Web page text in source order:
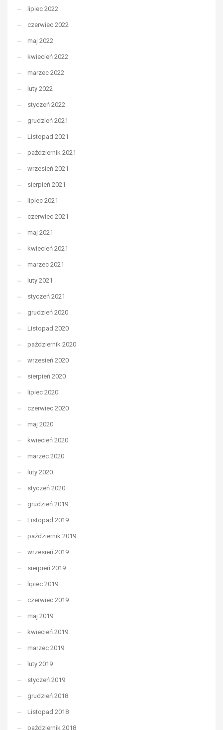
lipiec 2022
czerwiec 2022
maj 2022
kwiecień 2022
marzec 2022
luty 2022
styczeń 2022
grudzień 2021
Listopad 2021
październik 2021
wrzesień 2021
sierpień 2021
lipiec 2021
czerwiec 2021
maj 2021
kwiecień 2021
marzec 2021
luty 2021
styczeń 2021
grudzień 2020
Listopad 2020
październik 2020
wrzesień 2020
sierpień 2020
lipiec 2020
czerwiec 2020
maj 2020
kwiecień 2020
marzec 2020
luty 2020
styczeń 2020
grudzień 2019
Listopad 2019
październik 2019
wrzesień 2019
sierpień 2019
lipiec 2019
czerwiec 2019
maj 2019
kwiecień 2019
marzec 2019
luty 2019
styczeń 2019
grudzień 2018
Listopad 2018
październik 2018